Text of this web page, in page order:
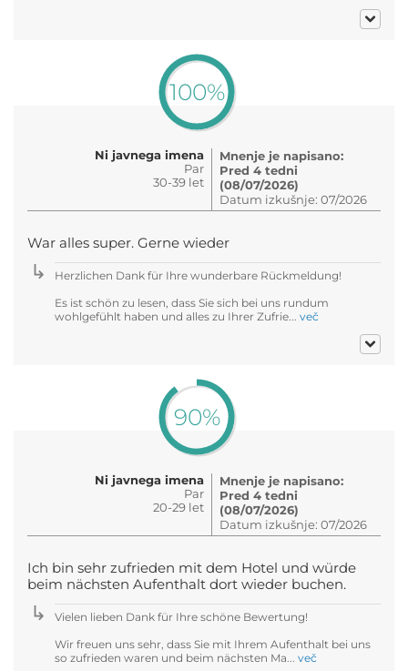
100%
Ni javnega imena
Par
30-39 let
Mnenje je napisano:
Pred 4 tedni
(08/07/2026)
Datum izkušnje: 07/2026
War alles super. Gerne wieder
Herzlichen Dank für Ihre wunderbare Rückmeldung!
Es ist schön zu lesen, dass Sie sich bei uns rundum
wohlgefühlt haben und alles zu Ihrer Zufrie... več
90%
Ni javnega imena
Par
20-29 let
Mnenje je napisano:
Pred 4 tedni
(08/07/2026)
Datum izkušnje: 07/2026
Ich bin sehr zufrieden mit dem Hotel und würde
beim nächsten Aufenthalt dort wieder buchen.
Vielen lieben Dank für Ihre schöne Bewertung!
Wir freuen uns sehr, dass Sie mit Ihrem Aufenthalt bei uns
so zufrieden waren und beim nächsten Ma... več